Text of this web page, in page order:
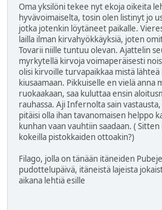
Oma yksilöni tekee nyt ekoja oikeita
hyvävoimaiselta, tosin olen listinyt jo
jotka jotenkin löytäneet paikalle.
lailla ilman kirvahyökkäyksiä, joten
Tovarii niille tuntuu olevan. Ajattelin
myrkytellä kirvoja voimaperäisesti
olisi kirvoille turvapaikkaa mistä
kiusaamaan. Pikkuiselle en vielä anna
ruokaakaan, saa kuluttaa ensin
rauhassa. Aji Infernolta sain
pitäisi olla ihan tavanomaisen helppo
kunhan vaan vauhtiin saadaan. (
kokeilla pistokkaiden ottoakin?)
Filago, jolla on tänään itäneiden
pudottelupäivä, itäneistä lajeista
aikana lehtiä esille